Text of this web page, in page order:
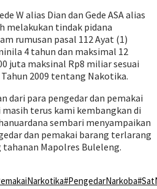
W alias Dian dan Gede ASA alias
melakukan tindak pidana
rumusan pasal 112 Ayat (1)
4 tahun dan maksimal 12
juta maksinal Rp8 miliar sesuai
2009 tentang Nakotika.
dari para pengedar dan pemakai
terus kami kembangkan di
sembari menyampaikan
dan pemakai barang terlarang
Mapolres Buleleng.
#PengedarNarkoba